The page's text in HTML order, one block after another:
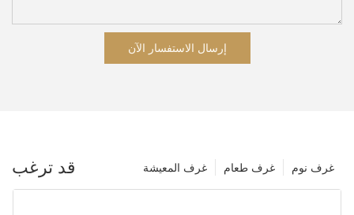
إرسال الاستفسار الآن
قد ترغب غرف نوم غرف طعام غرف المعيشة